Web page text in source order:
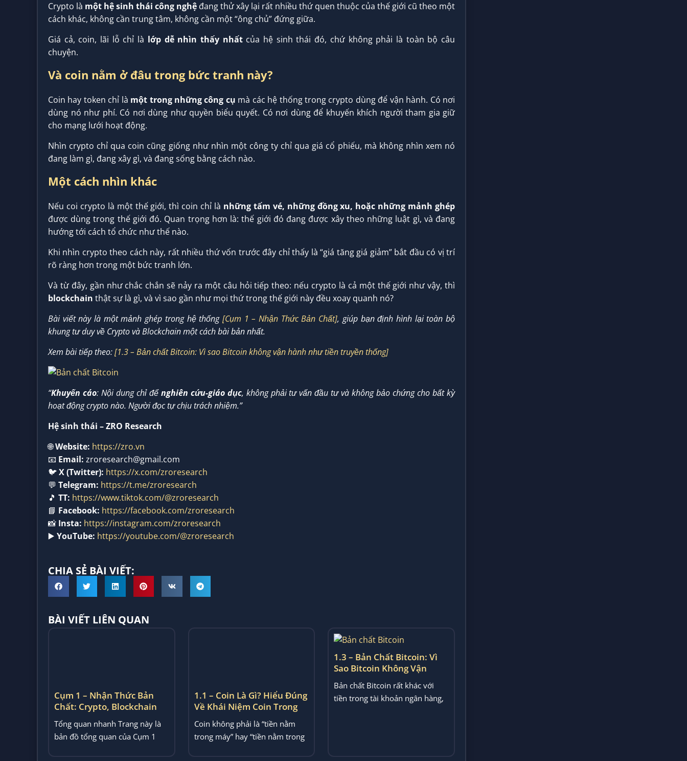
Crypto là một hệ sinh thái công nghệ đang thử xây lại rất nhiều thứ quen thuộc của thế giới cũ theo một
cách khác, không cần trung tâm, không cần một “ông chủ” đứng giữa.
Giá cả, coin, lãi lỗ chỉ là lớp dễ nhìn thấy nhấtcủa hệ sinh thái đó, chứ không phải là toàn bộ câu
chuyện.
Và coin nằm ở đâu trong bức tranh này?
Coin hay token chỉ là một trong những công cụ mà các hệ thống trong crypto dùng để vận hành. Có nơi
dùng nó như phí. Có nơi dùng như quyền biểu quyết. Có nơi dùng để khuyến khích người tham gia giữ
cho mạng lưới hoạt động.
Nhìn crypto chỉ qua coin cũng giống như nhìn một công ty chỉ qua giá cổ phiếu, mà không nhìn xem nó
đang làm gì, đang xây gì, và đang sống bằng cách nào.
Một cách nhìn khác
Nếu coi crypto là một thế giới, thì coin chỉ là những tấm vé, những đồng xu, hoặc những mảnh ghép
được dùng trong thế giới đó. Quan trọng hơn là: thế giới đó đang được xây theo những luật gì, và đang
hướng tới cách tổ chức như thế nào.
Khi nhìn crypto theo cách này, rất nhiều thứ vốn trước đây chỉ thấy là “giá tăng giá giảm” bắt đầu có vị trí
rõ ràng hơn trong một bức tranh lớn.
Và từ đây, gần như chắc chắn sẽ nảy ra một câu hỏi tiếp theo: nếu crypto là cả một thế giới như vậy, thì
blockchain thật sự là gì, và vì sao gần như mọi thứ trong thế giới này đều xoay quanh nó?
Bài viết này là một mảnh ghép trong hệ thống [Cụm 1 – Nhận Thức Bản Chất], giúp bạn định hình lại toàn bộ
khung tư duy về Crypto và Blockchain một cách bài bản nhất.
Xem bài tiếp theo:[1.3 – Bản chất Bitcoin: Vì sao Bitcoin không vận hành như tiền truyền thống]
“Khuyến cáo: Nội dung chỉ đểnghiên cứu-giáo dục, không phải tư vấn đầu tư và không bảo chứng cho bất kỳ
hoạt động crypto nào. Người đọc tự chịu trách nhiệm.”
Hệ sinh thái – ZRO Research
🌐Website: https://zro.vn
📧 Email: zroresearch@gmail.com
🐦X (Twitter): https://x.com/zroresearch
💬 Telegram: https://t.me/zroresearch
🎵 TT: https://www.tiktok.com/@zroresearch
📘 Facebook: https://facebook.com/zroresearch
📸 Insta: https://instagram.com/zroresearch
▶️ YouTube: https://youtube.com/@zroresearch
CHIA SẺ BÀI VIẾT:
BÀI VIẾT LIÊN QUAN
Chất: Crypto, Blockchain
Và Các Khái Niệm Nền
Tổng quan nhanh Trang này là
bản đồ tổng quan của Cụm 1
trong ZRO TUNER, tập trung
trong máy” hay “tiền nằm trong
ví”. Bài viết này sẽ giải...
1.3 – Bản Chất Bitcoin: Vì
Sao Bitcoin Không Vận
Thống
Bản chất Bitcoin rất khác với
tiền trong tài khoản ngân hàng,